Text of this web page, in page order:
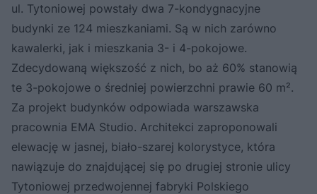
ul. Tytoniowej powstały dwa 7-kondygnacyjne
budynki ze 124 mieszkaniami. Są w nich zarówno
kawalerki, jak i mieszkania 3- i 4-pokojowe.
Zdecydowaną większość z nich, bo aż 60% stanowią
te 3-pokojowe o średniej powierzchni prawie 60 m².
Za projekt budynków odpowiada warszawska
pracownia EMA Studio. Architekci zaproponowali
elewację w jasnej, biało-szarej kolorystyce, która
nawiązuje do znajdującej się po drugiej stronie ulicy
Tytoniowej przedwojennej fabryki Polskiego